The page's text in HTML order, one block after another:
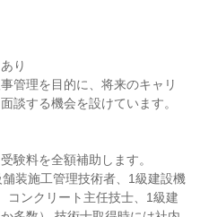
り
管理を目的に、将来のキャリ
験料を全額補助します。
装施工管理技術者、1級建設機
コンクリート主任技士、1級建